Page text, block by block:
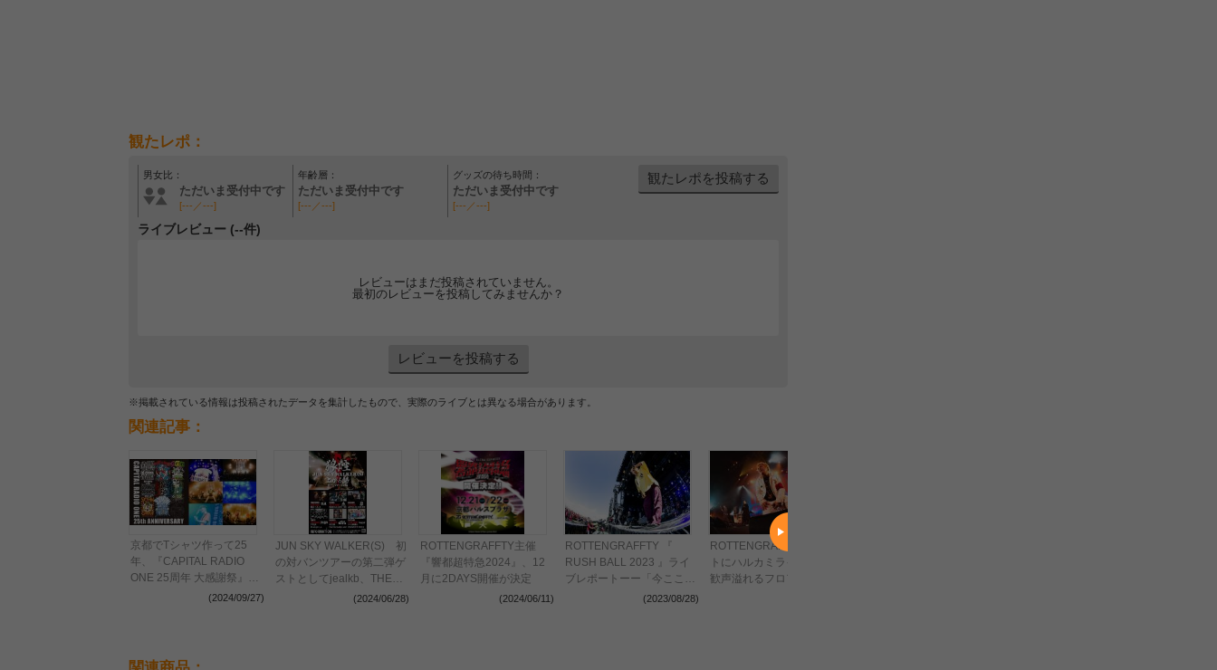
観たレポ：
男女比：
ただいま受付中です
[---／---]
年齢層：
ただいま受付中です
[---／---]
グッズの待ち時間：
ただいま受付中です
[---／---]
観たレポを投稿する
ライブレビュー (--件)
レビューはまだ投稿されていません。
最初のレビューを投稿してみませんか？
レビューを投稿する
※掲載されている情報は投稿されたデータを集計したもので、実際のライブとは異なる場合があります。
関連記事：
京都でTシャツ作って25
年、『CAPITAL RADIO
ONE 25周年 大感謝祭』
(2024/09/27)
JUN SKY WALKER(S) 初
の対バンツアーの第二弾ゲ
ストとしてjealkb、THE
BAWDIES、四星球の出演
(2024/06/28)
ROTTENGRAFFTY主催
『響都超特急2024』、12
月に2DAYS開催が決定
(2024/06/11)
ROTTENGRAFFTY 『
RUSH BALL 2023 』ライ
ブレポートーー「今ここに
立っていることが全て」屈
(2023/08/28)
ROTTENGRAFFTY、ゲス
トにハルカミライを迎え、
歓声溢れるフロアに熱狂の